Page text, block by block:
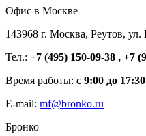
Офис в Москве
143968 г. Москва, Реутов,
Тел.: +7 (495) 150-09-38 , +7
Время работы: с 9:00 до
E-mail: mf@bronko.ru
Бронко